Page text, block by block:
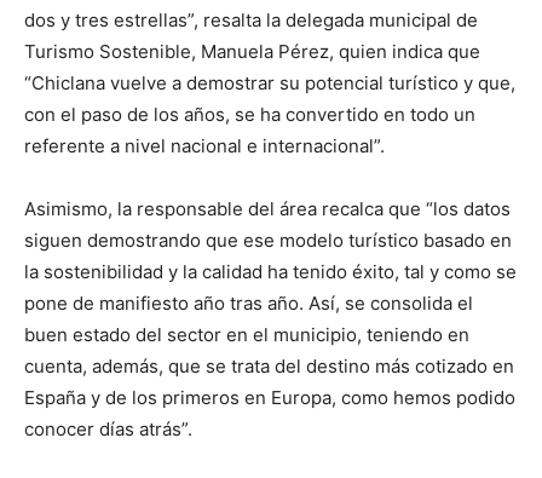
dos y tres estrellas”, resalta la delegada municipal de
Turismo Sostenible, Manuela Pérez, quien indica que
“Chiclana vuelve a demostrar su potencial turístico y que,
con el paso de los años, se ha convertido en todo un
referente a nivel nacional e internacional”.
Asimismo, la responsable del área recalca que “los datos
siguen demostrando que ese modelo turístico basado en
la sostenibilidad y la calidad ha tenido éxito, tal y como se
pone de manifiesto año tras año. Así, se consolida el
buen estado del sector en el municipio, teniendo en
cuenta, además, que se trata del destino más cotizado en
España y de los primeros en Europa, como hemos podido
conocer días atrás”.